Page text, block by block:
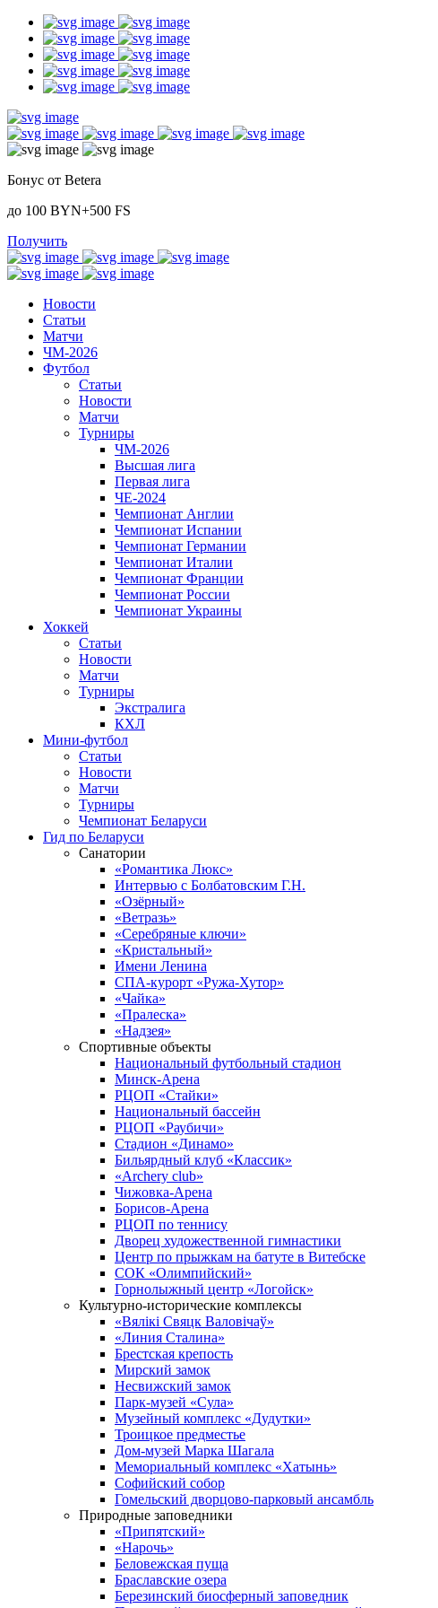
Бонус от Betera
до 100 BYN+500 FS
Получить
Новости
Статьи
Матчи
ЧМ-2026
Футбол
Статьи
Новости
Матчи
Турниры
ЧМ-2026
Высшая лига
Первая лига
ЧЕ-2024
Чемпионат Англии
Чемпионат Испании
Чемпионат Германии
Чемпионат Италии
Чемпионат Франции
Чемпионат России
Чемпионат Украины
Хоккей
Статьи
Новости
Матчи
Турниры
Экстралига
КХЛ
Мини-футбол
Статьи
Новости
Матчи
Турниры
Чемпионат Беларуси
Гид по Беларуси
Санатории
«Романтика Люкс»
Интервью с Болбатовским Г.Н.
«Озёрный»
«Ветразь»
«Серебряные ключи»
«Кристальный»
Имени Ленина
СПА-курорт «Ружа-Хутор»
«Чайка»
«Пралеска»
«Надзея»
Спортивные объекты
Национальный футбольный стадион
Минск-Арена
РЦОП «Стайки»
Национальный бассейн
РЦОП «Раубичи»
Стадион «Динамо»
Бильярдный клуб «Классик»
«Archery club»
Чижовка-Арена
Борисов-Арена
РЦОП по теннису
Дворец художественной гимнастики
Центр по прыжкам на батуте в Витебске
СОК «Олимпийский»
Горнолыжный центр «Логойск»
Культурно-исторические комплексы
«Вялікі Свяцк Валовічаў»
«Линия Сталина»
Брестская крепость
Мирский замок
Несвижский замок
Парк-музей «Сула»
Музейный комплекс «Дудутки»
Троицкое предместье
Дом-музей Марка Шагала
Мемориальный комплекс «Хатынь»
Софийский собор
Гомельский дворцово-парковый ансамбль
Природные заповедники
«Припятский»
«Нарочь»
Беловежская пуща
Браславские озера
Березинский биосферный заповедник